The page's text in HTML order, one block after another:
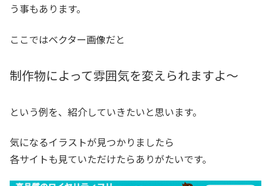
う事もあります。
ここではベクター画像だと
制作物によって雰囲気を変えられますよ〜
という例を、紹介していきたいと思います。
気になるイラストが見つかりましたら
各サイトも見ていただけたらありがたいです。